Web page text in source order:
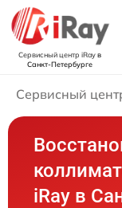
Сервисный центр iRayв
Санкт-Петербурге
Сервисный
iRay в